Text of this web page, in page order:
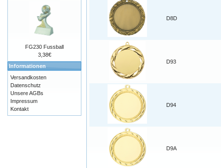
D8D
D93
D94
D9A
FG230 Fussball
3,38€
Informationen
Versandkosten
Datenschutz
Unsere AGBs
Impressum
Kontakt